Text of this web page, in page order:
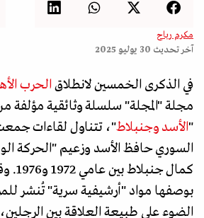
مكرم رباح
آخر تحديث 30 يوليو 2025
في الذكرى الخمسين لانطلاق الحرب
مجلة "المجلة" سلسلة وثائقية
"الأسد وجنبلاط"، تتناول لقاءات
السوري حافظ الأسد وزعيم "الحركة
كمال
بوصفها مواد "أرشيفية سرية" تُنشر
الضوء على طبيعة العلاقة بين